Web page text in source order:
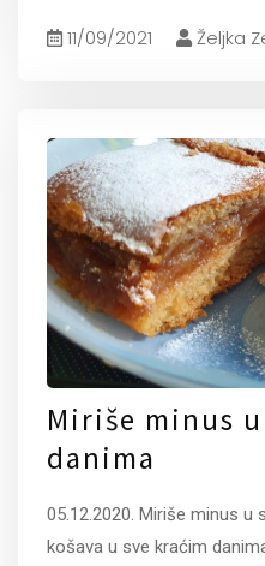
11/09/2021 Željka
Miriše minus
danima
05.12.2020. Miriše minus u
košava u sve kraćim